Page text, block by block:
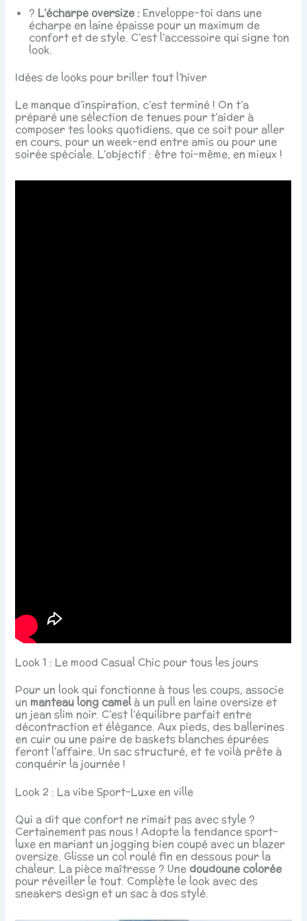
? L’écharpe oversize : Enveloppe-toi dans une
écharpe en laine épaisse pour un maximum de
confort et de style. C’est l’accessoire qui signe ton
look.
Idées de looks pour briller tout l’hiver
Le manque d’inspiration, c’est terminé ! On t’a
préparé une sélection de tenues pour t’aider à
composer tes looks quotidiens, que ce soit pour aller
en cours, pour un week-end entre amis ou pour une
soirée spéciale. L’objectif : être toi-même, en mieux !
Look 1 : Le mood Casual Chic pour tous les jours
Pour un look qui fonctionne à tous les coups, associe
un manteau long camelà un pull en laine oversize et
un jean slim noir. C’est l’équilibre parfait entre
décontraction et élégance. Aux pieds, des ballerines
en cuir ou une paire de baskets blanches épurées
feront l’affaire. Un sac structuré, et te voilà prête à
conquérir la journée !
Look 2 : La vibe Sport-Luxe en ville
Qui a dit que confort ne rimait pas avec style ?
Certainement pas nous ! Adopte la tendance sport-
luxe en mariant un jogging bien coupé avec un blazer
oversize. Glisse un col roulé fin en dessous pour la
chaleur. La pièce maîtresse ? Une doudoune colorée
pour réveiller le tout. Complète le look avec des
sneakers design et un sac à dos stylé.